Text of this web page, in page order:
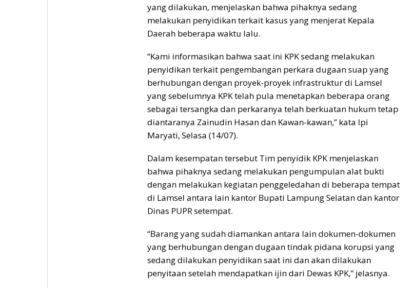
yang dilakukan, menjelaskan bahwa pihaknya sedang
melakukan penyidikan terkait kasus yang menjerat Kepala
Daerah beberapa waktu lalu.
“Kami informasikan bahwa saat ini KPK sedang melakukan
penyidikan terkait pengembangan perkara dugaan suap yang
berhubungan dengan proyek-proyek infrastruktur di Lamsel
yang sebelumnya KPK telah pula menetapkan beberapa orang
sebagai tersangka dan perkaranya telah berkuatan hukum tetap
diantaranya Zainudin Hasan dan Kawan-kawan,” kata Ipi
Maryati, Selasa (14/07).
Dalam kesempatan tersebut Tim penyidik KPK menjelaskan
bahwa pihaknya sedang melakukan pengumpulan alat bukti
dengan melakukan kegiatan penggeledahan di beberapa tempat
di Lamsel antara lain kantor Bupati Lampung Selatan dan kantor
Dinas PUPR setempat.
“Barang yang sudah diamankan antara lain dokumen-dokumen
yang berhubungan dengan dugaan tindak pidana korupsi yang
sedang dilakukan penyidikan saat ini dan akan dilakukan
penyitaan setelah mendapatkan ijin dari Dewas KPK,” jelasnya.